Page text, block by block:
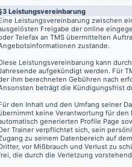
Leistungsvereinbarung
Leistungsvereinbarung zwischen
Freigabe der online
Telefax an TMS übermittelten
zustande.
Leistungsvereinbarung kann
aufgekündigt werden. Für
ihm berechneten Gebühren nach
beträgt die Kündigungsfrist
den Inhalt und den Umfang seiner
keine Verantwortung für den
generierten Profile Page
Trainer verpflichtet sich, sein
zu seinem Datenbereich auf
vor Mißbrauch und Verlust zu
die durch die Verletzung